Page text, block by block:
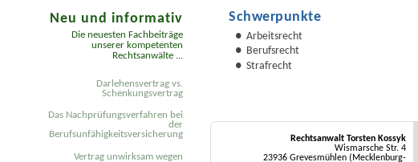
Schwerpunkte
Arbeitsrecht
Berufsrecht
Strafrecht
Rechtsanwalt Torsten Kossyk
Wismarsche Str. 4
23936 Grevesmühlen (Mecklenburg-
Neu und informativ
Die neuesten Fachbeiträge
unserer kompetenten
Rechtsanwälte ...
Darlehensvertrag vs.
Schenkungsvertrag
Das Nachprüfungsverfahren bei
der
Berufsunfähigkeitsversicherung
Vertrag unwirksam wegen